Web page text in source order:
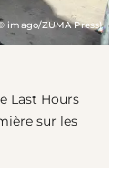
imago/ZUMA Press)
Last Hours
sur les